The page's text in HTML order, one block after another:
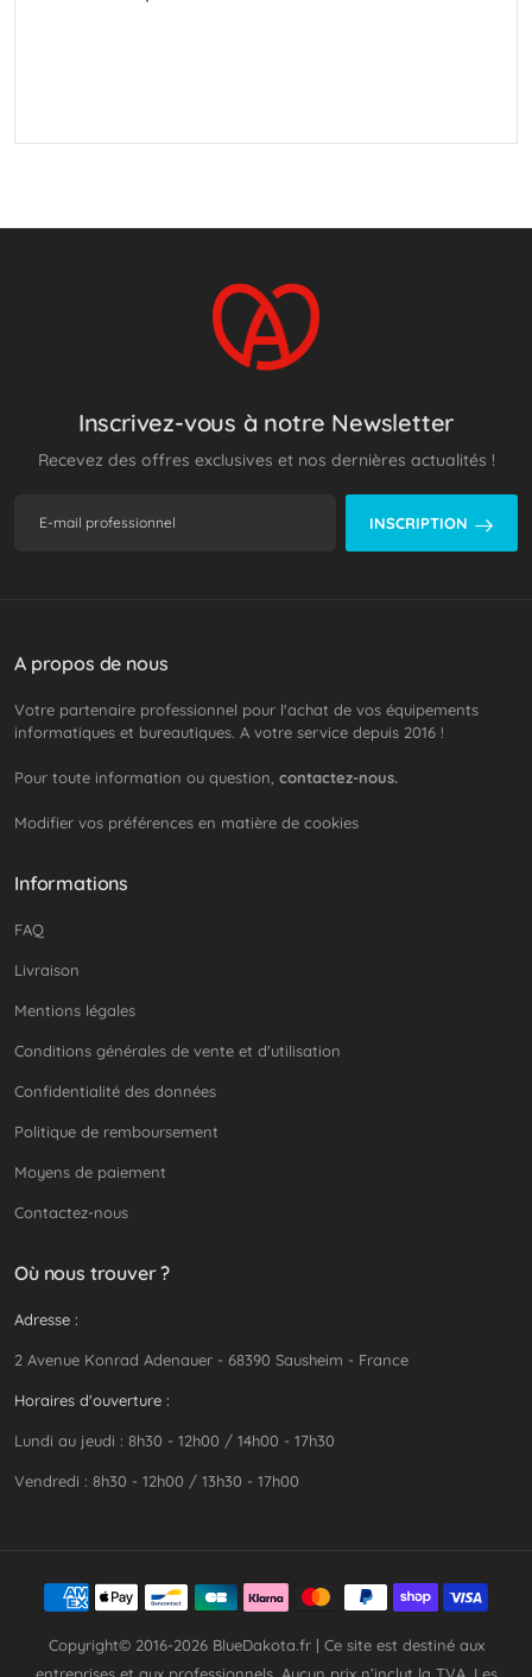
Inscrivez-vous à notre Newsletter
Recevez des offres exclusives et nos dernières actualités !
INSCRIPTION
A propos de nous
Votre partenaire professionnel pour l'achat de vos équipements
informatiques et bureautiques. A votre service depuis 2016 !
Pour toute information ou question, contactez-nous.
Modifier vos préférences en matière de cookies
Informations
FAQ
Livraison
Mentions légales
Conditions générales de vente et d'utilisation
Confidentialité des données
Politique de remboursement
Moyens de paiement
Contactez-nous
Où nous trouver ?
Adresse :
2 Avenue Konrad Adenauer - 68390 Sausheim - France
Horaires d'ouverture :
Lundi au jeudi : 8h30 - 12h00 / 14h00 - 17h30
Vendredi : 8h30 - 12h00 / 13h30 - 17h00
Copyright© 2016-2026 BlueDakota.fr| Ce site est destiné aux